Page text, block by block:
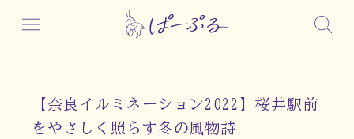
【奈良イルミネーション2022】桜井駅前
をやさしく照らす冬の⾵物詩